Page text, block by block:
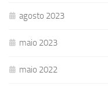
agosto 2023
maio 2023
maio 2022